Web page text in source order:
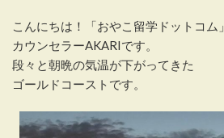
こんにちは！「おやこ留学ドットコム」
カウンセラーAKARIです。
段々と朝晩の気温が下がってきた
ゴールドコーストです。